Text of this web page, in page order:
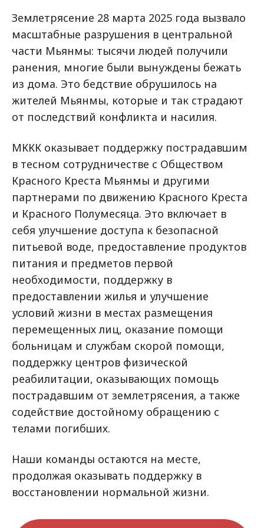
Землетрясение 28 марта 2025 года вызвало
масштабные разрушения в центральной
части Мьянмы: тысячи людей получили
ранения, многие были вынуждены бежать
из дома. Это бедствие обрушилось на
жителей Мьянмы, которые и так страдают
от последствий конфликта и насилия.
МККК оказывает поддержку пострадавшим
в тесном сотрудничестве с Обществом
Красного Креста Мьянмы и другими
партнерами по движению Красного Креста
и Красного Полумесяца. Это включает в
себя улучшение доступа к безопасной
питьевой воде, предоставление продуктов
питания и предметов первой
необходимости, поддержку в
предоставлении жилья и улучшение
условий жизни в местах размещения
перемещенных лиц, оказание помощи
больницам и службам скорой помощи,
поддержку центров физической
реабилитации, оказывающих помощь
пострадавшим от землетрясения, а также
содействие достойному обращению с
телами погибших.
Наши команды остаются на месте,
продолжая оказывать поддержку в
восстановлении нормальной жизни.